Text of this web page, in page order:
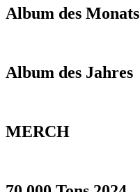
Album des Monats
Album des Jahres
MERCH